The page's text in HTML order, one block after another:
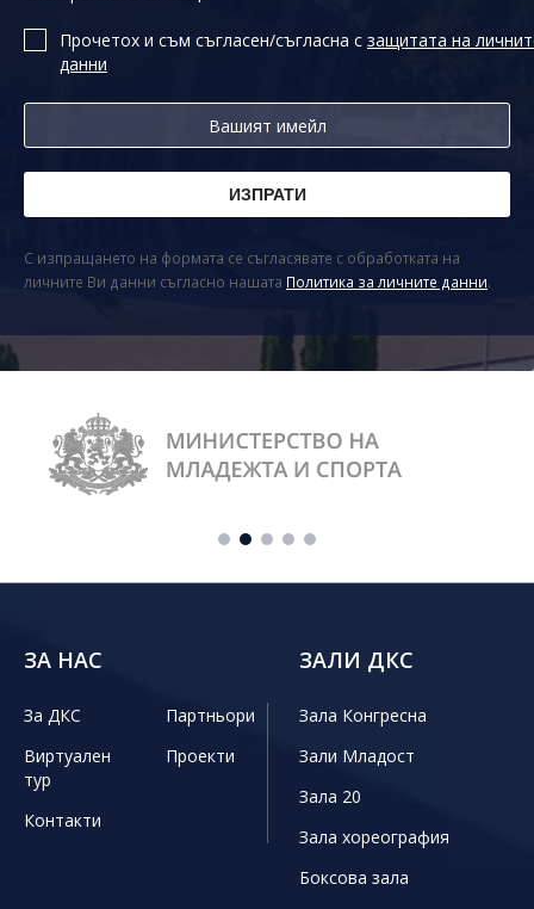
Прочетох и съм съгласен/съгласна с защитата на
данни
С изпращането на формата се съгласявате с обработката на
личните Ви данни съгласно нашата Политика за личните данни.
ЗА НАС
За ДКС
Партньори
Виртуален
тур
Проекти
Контакти
ЗАЛИ ДКС
Зала Конгресна
Зали Младост
Зала 20
Зала хореография
Боксова зала